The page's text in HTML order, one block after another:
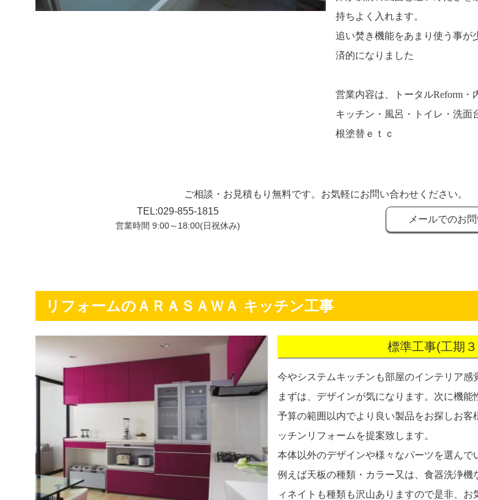
持ちよく入れます。
追い焚き機能をあまり使う事が
済的になりました
営業内容は、トータルReform・
キッチン・風呂・トイレ・洗面
根塗替ｅｔｃ
ご相談・お見積もり無料です。お気軽にお問い合わせください。
TEL:029-855-1815
営業時間 9:00～18:00(日祝休み)
メールでのお
リフォームのＡＲＡＳＡＷＡ キッチン工事
標準工事(工期
今やシステムキッチンも部屋のインテリア感
まずは、デザインが気になります。次に機能
予算の範囲以内でより良い製品をお探しお客
ッチンリフォームを提案致します。
本体以外のデザインや様々なパーツを選んで
例えば天板の種類・カラー又は、食器洗浄機
ィネイトも種類も沢山ありますので是非、お